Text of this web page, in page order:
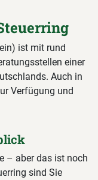
ist mit rund
einer
Auch in
Verfügung und
– aber das ist noch
sind Sie